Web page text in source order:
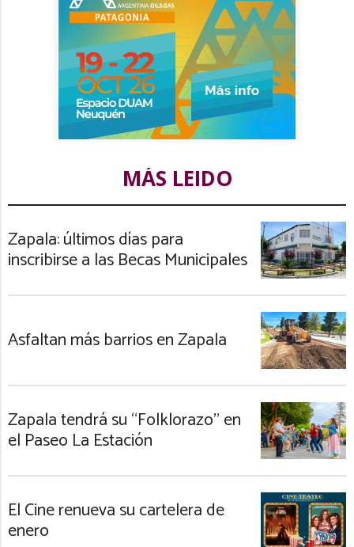
MÁS LEIDO
Zapala: últimos días para
inscribirse a las Becas Municipales
Asfaltan más barrios en Zapala
Zapala tendrá su “Folklorazo” en
el Paseo La Estación
El Cine renueva su cartelera de
enero